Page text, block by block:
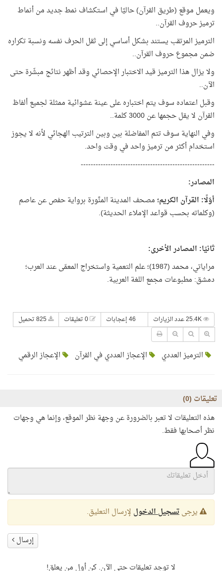
ويعمل موقع (طريق القرآن) حاليًا في استكشاف نمط جديد من أنماط
ترميز حروف القرآن..
الترميز المرتقب يستند بشكل أساسي إلى ثقل الحرف نفسه ونسبة تكراره
ضمن مجموع حروف القرآن..
ولا يزال هذا الترميز قيد الاختبار الإحصائي وقد أظهر نتائج مبشّرة حتى
الآن..
وقبل اعتماده سوف يتم اختباره على عينة عشوائية ممثلة لجميع ألفاظ
القرآن لا يقل حجمها عن 3000 كلمة..
وفي النهاية سوف تتم المفاضلة بين وبين الترتيب الهجائي لأنه لا يجوز
استخدام أكثر من ترميز واحد في وقت واحد.
------------------------------------------------------
المصادر:
أوّلًا: القرآن الكريم؛مصحف المدينة المنَّورة برواية حفص عن عاصم
(وكلماته بحسب قواعد الإملاء الحديثة).
ثانيًا: المصادر الأخرى:
مراياتي، محمد (1987)؛ علم التعمية واستخراج المعمّى عند العرب؛
دمشق: مطبوعات مجمع اللغة العربية.
46 إعجابات
الترميز العددي الإعجاز العددي في القرآن الإعجاز الرقمي
تعليقات (0
)
هذه التعليقات لا تعبر بالضرورة عن وجهة نظر الموقع، وإنما هي وجهات
نظر أصحابها فقط.
يرجىتسجيل الدخول لإرسال التعليق.
إرسال
لا توجد تعليقات حتى الآن. كن أول من يعلق!